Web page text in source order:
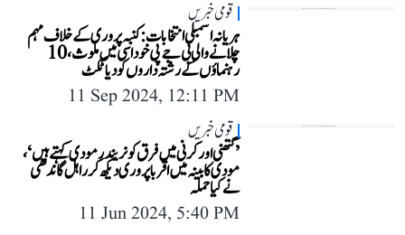
قومی خبریں
ہریانہ اسمبلی انتخابات: کنبہ پروری کے خلاف مہم
چلانے والی بی جے پی خود اسی میں ملوث، 10
رہنماؤں کے رشتہ داروں کو دیا ٹکٹ
11 Sep 2024, 12:11 PM
قومی خبریں
’کتھنی اور کرنی میں فرق کو نریندر مودی کہتے ہیں‘،
مودی کابینہ میں اقربا پروری دیکھ کر راہل گاندھی
نے کیا حملہ
11 Jun 2024, 5:40 PM